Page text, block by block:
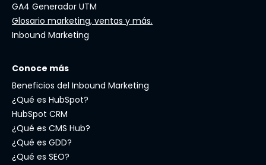
GA4 Generador UTM
Glosario marketing, ventas y más.
Inbound Marketing
Conoce más
Beneficios del Inbound Marketing
¿Qué es HubSpot?
HubSpot CRM
¿Qué es CMS Hub?
¿Qué es GDD?
¿Qué es SEO?